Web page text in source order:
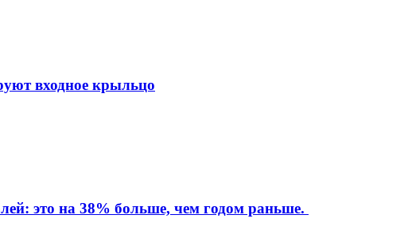
входное крыльцо
это на 38% больше, чем годом раньше.